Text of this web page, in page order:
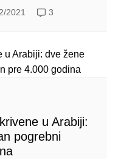
2021 3
u Arabiji:
pogrebni